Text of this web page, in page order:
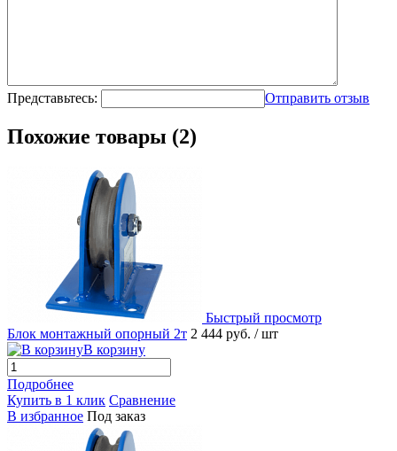
Представьтесь: Отправить отзыв
Похожие товары (2)
Быстрый просмотр
Блок монтажный опорный 2т 2 444 руб. / шт
В корзину
Подробнее
Купить в 1 клик Сравнение
В избранное Под заказ